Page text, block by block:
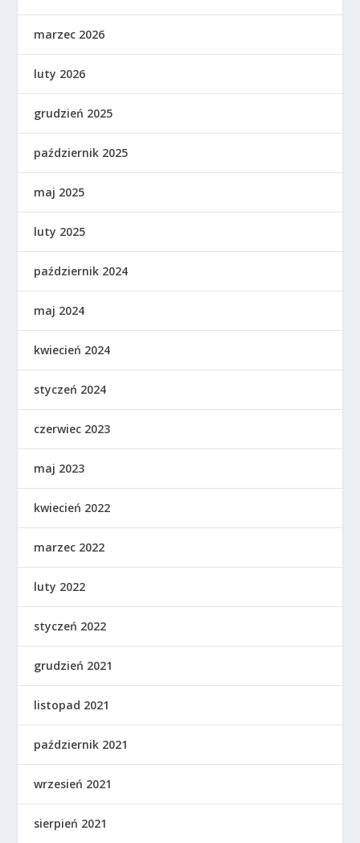
marzec 2026
luty 2026
grudzień 2025
październik 2025
maj 2025
luty 2025
październik 2024
maj 2024
kwiecień 2024
styczeń 2024
czerwiec 2023
maj 2023
kwiecień 2022
marzec 2022
luty 2022
styczeń 2022
grudzień 2021
listopad 2021
październik 2021
wrzesień 2021
sierpień 2021